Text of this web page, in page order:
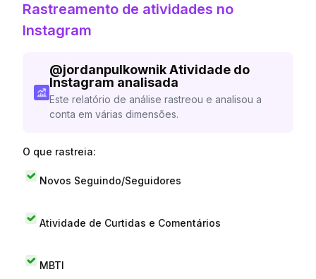
Rastreamento de atividades no
Instagram
@jordanpulkownik Atividade do
Instagram analisada
Este relatório de análise rastreou e analisou a
conta em várias dimensões.
O que rastreia:
Novos Seguindo/Seguidores
Atividade de Curtidas e Comentários
MBTI